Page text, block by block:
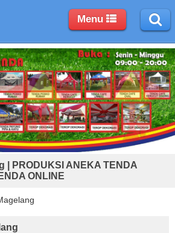
| PRODUKSI ANEKA TENDA
ONLINE
Menu